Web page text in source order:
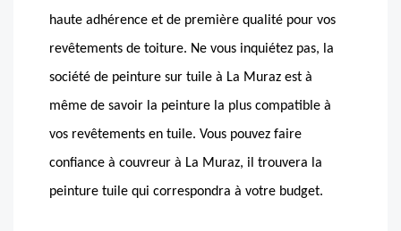
haute adhérence et de première qualité pour vos
revêtements de toiture. Ne vous inquiétez pas, la
société de peinture sur tuile à La Muraz est à
même de savoir la peinture la plus compatible à
vos revêtements en tuile. Vous pouvez faire
confiance à couvreur à La Muraz, il trouvera la
peinture tuile qui correspondra à votre budget.